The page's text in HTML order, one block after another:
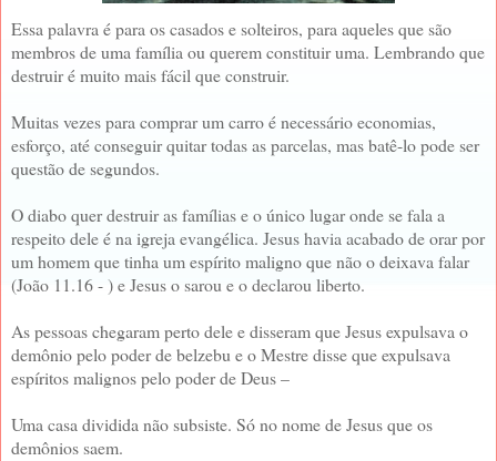
Essa palavra é para os casados e solteiros, para aqueles que são
membros de uma família ou querem constituir uma. Lembrando que
destruir é muito mais fácil que construir.
Muitas vezes para comprar um carro é necessário economias,
esforço, até conseguir quitar todas as parcelas, mas batê-lo pode ser
questão de segundos.
O diabo quer destruir as famílias e o único lugar onde se fala a
respeito dele é na igreja evangélica. Jesus havia acabado de orar por
um homem que tinha um espírito maligno que não o deixava falar
(João 11.16 - ) e Jesus o sarou e o declarou liberto.
As pessoas chegaram perto dele e disseram que Jesus expulsava o
demônio pelo poder de belzebu e o Mestre disse que expulsava
espíritos malignos pelo poder de Deus –
Uma casa dividida não subsiste. Só no nome de Jesus que os
demônios saem.